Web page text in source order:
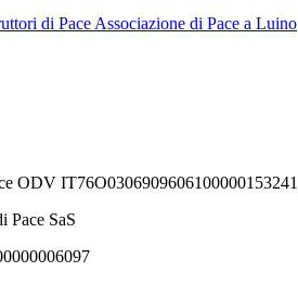
ODV IT76O0306909606100000153241
Pace SaS